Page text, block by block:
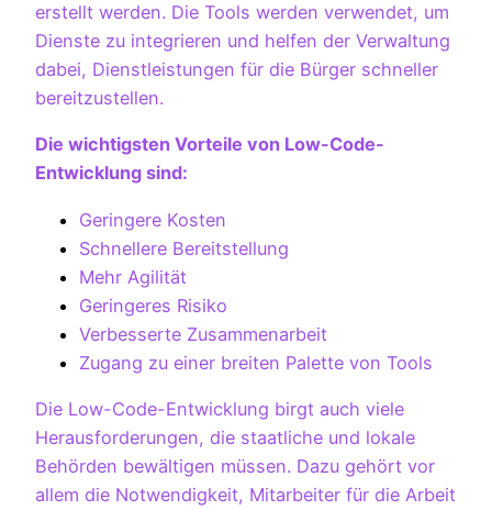
erstellt werden. Die Tools werden verwendet, um
Dienste zu integrieren und helfen der Verwaltung
dabei, Dienstleistungen für die Bürger schneller
bereitzustellen.
Die wichtigsten Vorteile von Low-Code-
Entwicklung sind:
Geringere Kosten
Schnellere Bereitstellung
Mehr Agilität
Geringeres Risiko
Verbesserte Zusammenarbeit
Zugang zu einer breiten Palette von Tools
Die Low-Code-Entwicklung birgt auch viele
Herausforderungen, die staatliche und lokale
Behörden bewältigen müssen. Dazu gehört vor
allem die Notwendigkeit, Mitarbeiter für die Arbeit